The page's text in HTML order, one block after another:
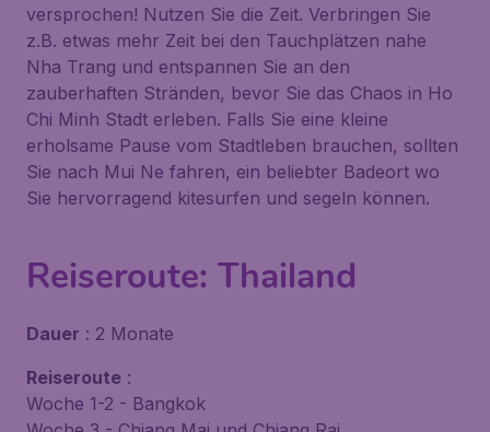
versprochen! Nutzen Sie die Zeit. Verbringen Sie
z.B. etwas mehr Zeit bei den Tauchplätzen nahe
Nha Trang und entspannen Sie an den
zauberhaften Stränden, bevor Sie das Chaos in Ho
Chi Minh Stadt erleben. Falls Sie eine kleine
erholsame Pause vom Stadtleben brauchen, sollten
Sie nach Mui Ne fahren, ein beliebter Badeort wo
Sie hervorragend kitesurfen und segeln können.
Reiseroute: Thailand
Dauer : 2 Monate
Reiseroute :
Woche 1-2 - Bangkok